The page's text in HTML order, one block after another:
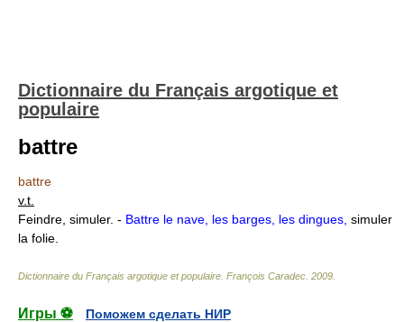
Dictionnaire du Français argotique et
populaire
battre
battre
v.t.
Feindre, simuler. - Battre le nave, les barges, les dingues, simuler
la folie.
Dictionnaire du Français argotique et populaire François Caradec 2009
Игры ⚽
Поможем сделать НИР